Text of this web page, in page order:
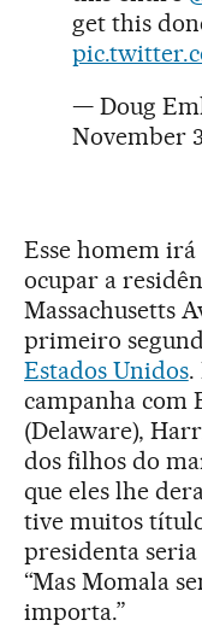
get this
— Doug
November
Esse homem
ocupar a
Massachusetts
primeiro
Estados Unidos.
campanha com
(Delaware),
dos filhos do
que eles lhe
tive muitos
presidenta seria
“Mas Momala
importa.”